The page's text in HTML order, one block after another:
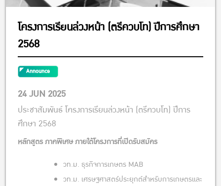
โครงการเรียนล่วงหน้า (ตรีควบโท) ปีการศึกษา
2568
Announce
24 JUN 2025
ประชาสัมพันธ์ โครงการเรียนล่วงหน้า (ตรีควบโท) ปีการ
ศึกษา 2568
หลักสูตร ภาคพิเศษ ภายใต้โครงการที่เปิดรับสมัคร
วท.ม. ธุรกิจการเกษตร MAB
วท.ม. เศรษฐศาสตร์ประยุกต์สำหรับการเกษตรและ